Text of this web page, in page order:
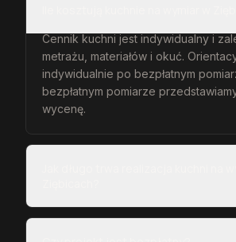
Cennik kuchni jest indywidualny i
metrażu, materiałów i okuć.
indywidualnie po bezpłatnym
bezpłatnym pomiarze
wycenę.